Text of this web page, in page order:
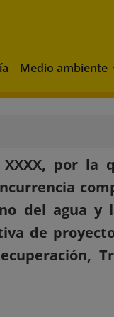
Medio ambiente
por la
del agua y
de